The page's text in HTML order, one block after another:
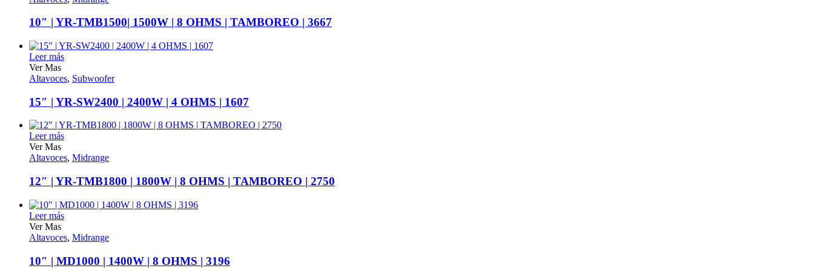
10″ | YR-TMB1500| 1500W | 8 OHMS | TAMBOREO | 3667
Leer más
Ver Mas
Altavoces, Subwoofer
15″ | YR-SW2400 | 2400W | 4 OHMS | 1607
Leer más
Ver Mas
Altavoces, Midrange
12″ | YR-TMB1800 | 1800W | 8 OHMS | TAMBOREO | 2750
Leer más
Ver Mas
Altavoces, Midrange
10″ | MD1000 | 1400W | 8 OHMS | 3196